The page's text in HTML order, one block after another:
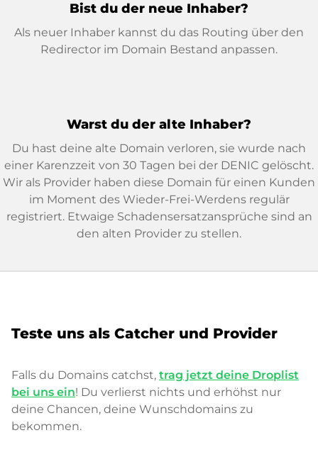
Bist du der neue Inhaber?
Als neuer Inhaber kannst du das Routing über den
Redirector im Domain Bestand anpassen.
Warst du der alte Inhaber?
Du hast deine alte Domain verloren, sie wurde nach
einer Karenzzeit von 30 Tagen bei der DENIC gelöscht.
Wir als Provider haben diese Domain für einen Kunden
im Moment des Wieder-Frei-Werdens regulär
registriert. Etwaige Schadensersatzansprüche sind an
den alten Provider zu stellen.
Teste uns als Catcher und Provider
Falls du Domains catchst, trag jetzt deine Droplist
bei uns ein! Du verlierst nichts und erhöhst nur
deine Chancen, deine Wunschdomains zu
bekommen.